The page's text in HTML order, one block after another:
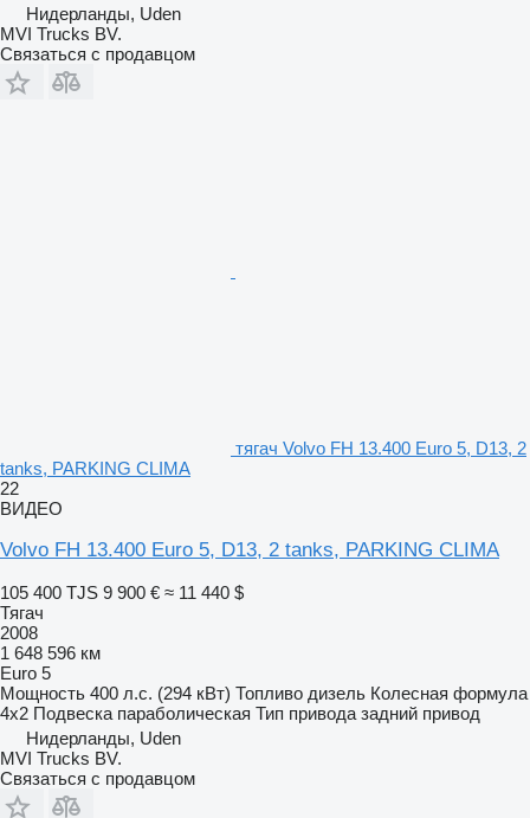
Нидерланды, Uden
MVI Trucks BV.
Связаться с продавцом
тягач Volvo FH 13.400 Euro 5, D13, 2
tanks, PARKING CLIMA
22
ВИДЕО
Volvo FH 13.400 Euro 5, D13, 2 tanks, PARKING CLIMA
105 400 TJS 9 900 € ≈ 11 440 $
Тягач
2008
1 648 596 км
Euro 5
Мощность 400 л.с. (294 кВт) Топливо дизель Колесная формула
4x2 Подвеска параболическая Тип привода задний привод
Нидерланды, Uden
MVI Trucks BV.
Связаться с продавцом